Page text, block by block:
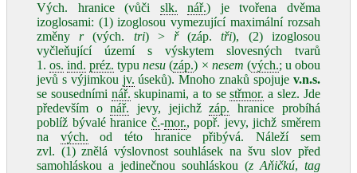
Vých. hranice (vůči slk. nář.) je tvořena dvěma
izoglosami: (1) izoglosou vymezující maximální rozsah
změnyr(vých. tri) > ř(záp.tři), (2) izoglosou
vyčleňující území s výskytem slovesných tvarů
1.os. ind. préz. typunesu (záp.) × nesem (vých.; u obou
jevů s výjimkou jv. úseků). Mnoho znaků spojuje v.n.s.
se sousedními nář. skupinami, a to sestřmor. a slez. Jde
především onář. jevy, jejichžzáp. hranice probíhá
poblíž bývalé hranice č.-mor., popř. jevy, jichž směrem
na vých. od této hranice přibývá. Náleží sem
zvl. (1) znělá výslovnost souhlásek na švu slov před
samohláskou a jedinečnou souhláskou (z Aňičkú, tag